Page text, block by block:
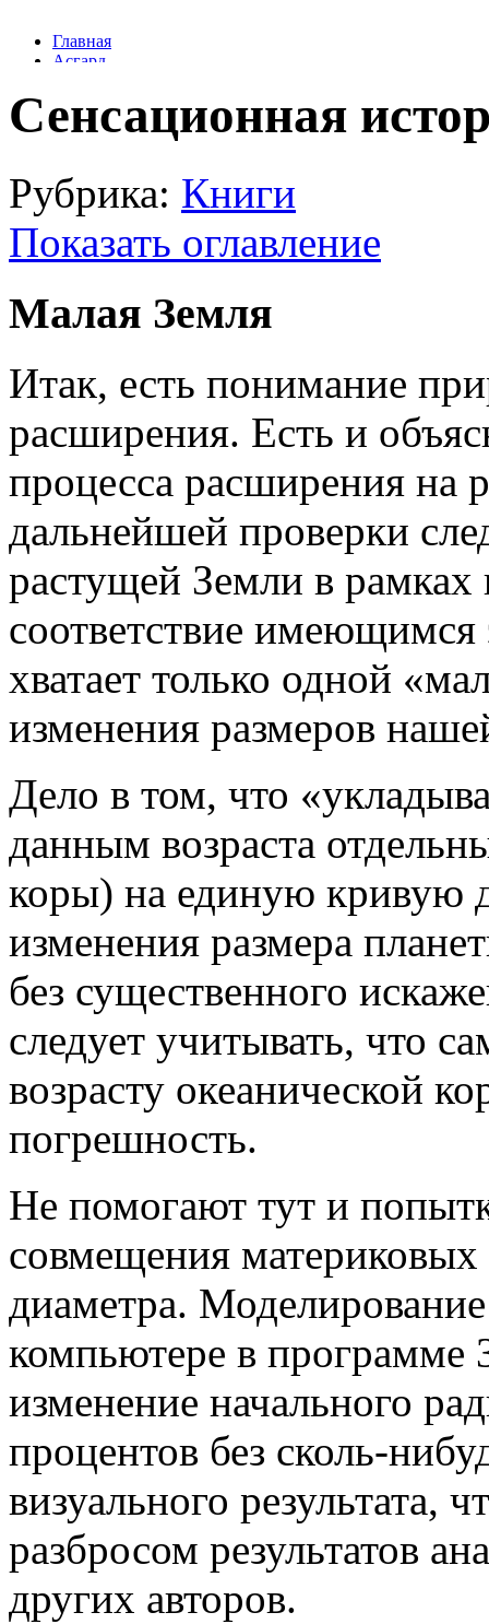
Сенсационная
Рубрика: Книги
Показать оглавление
Малая Земля
Итак, есть понимание
расширения. Есть и
процесса расширения на
дальнейшей проверки
растущей Земли в
соответствие
хватает только одной
изменения размеров
Дело в том, что
данным возраста
коры) на единую кривую
изменения размера
без существенного
следует учитывать, что
возрасту океанической
погрешность.
Не помогают тут и
совмещения
диаметра.
компьютере в программе
изменение начального
процентов без сколь-
визуального результата,
разбросом результатов
других авторов.